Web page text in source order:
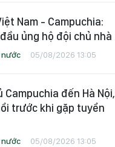
Nam - Campuchia:
ủng hộ đội chủ nhà
nước 05/08/2026 13:05
Campuchia đến Hà Nội,
trước khi gặp tuyển
nước 05/08/2026 13:05